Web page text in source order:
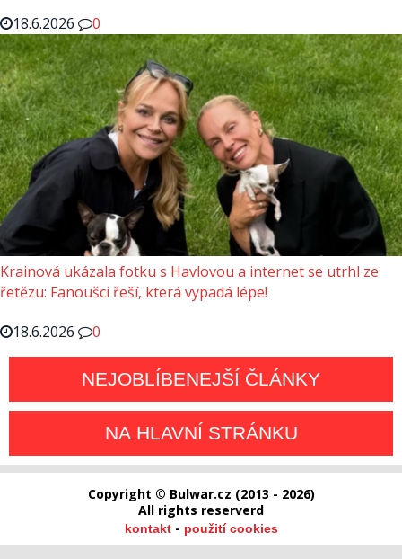
18.6.2026
0
Krainová ukázala fotku s Havlovou a internet se utrhl ze
řetězu: Fanoušci řeší, která vypadá lépe!
18.6.2026
0
NEJOBLÍBENEJŠÍ ČLÁNKY
NA HLAVNÍ STRÁNKU
Copyright © Bulwar.cz (2013 - 2026)
All rights reserverd
kontakt- použití cookies